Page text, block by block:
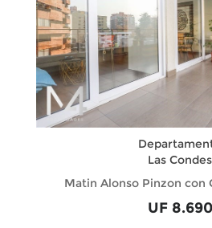
Las Condes
Matin Alonso Pinzon con
UF 8.690